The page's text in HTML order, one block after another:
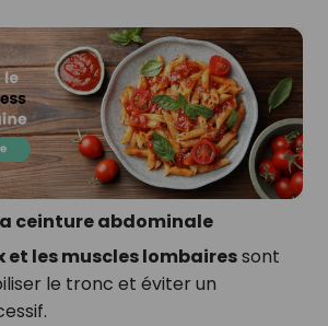
ceinture abdominale
les muscles lombairessont
le tronc et éviter un